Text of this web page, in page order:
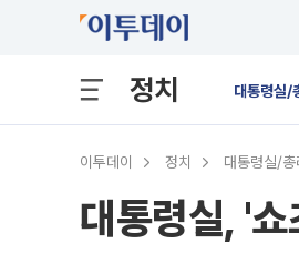
정치 대통령실/
이투데이 정치 대통령실/총
대통령실, '